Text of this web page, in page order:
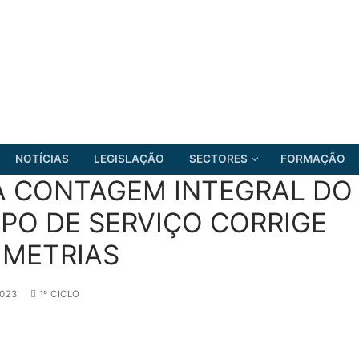
NOTÍCIAS LEGISLAÇÃO SECTORES FORMAÇÃO
FRENTE COMUM
CONTAGEM INTEGRAL DO
DE SERVIÇO CORRIGE
1º CICLO